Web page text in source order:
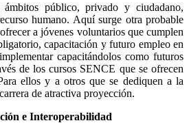
público, privado y ciudadano,
humano. Aquí surge otra probable
a jóvenes voluntarios que cumplen
capacitación y futuro empleo en
capacitándolos como futuros
de los cursos SENCE que se ofrecen
ellos y a otros que se dediquen a la
de atractiva proyección.
e Interoperabilidad